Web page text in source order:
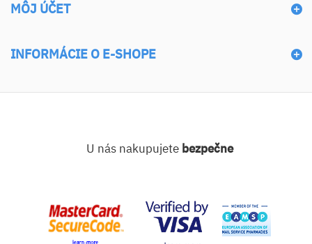
MÔJ ÚČET
INFORMÁCIE O E-SHOPE
U nás nakupujete bezpečne